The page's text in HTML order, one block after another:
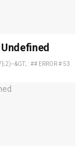
&GT; : ## ERROR # 53